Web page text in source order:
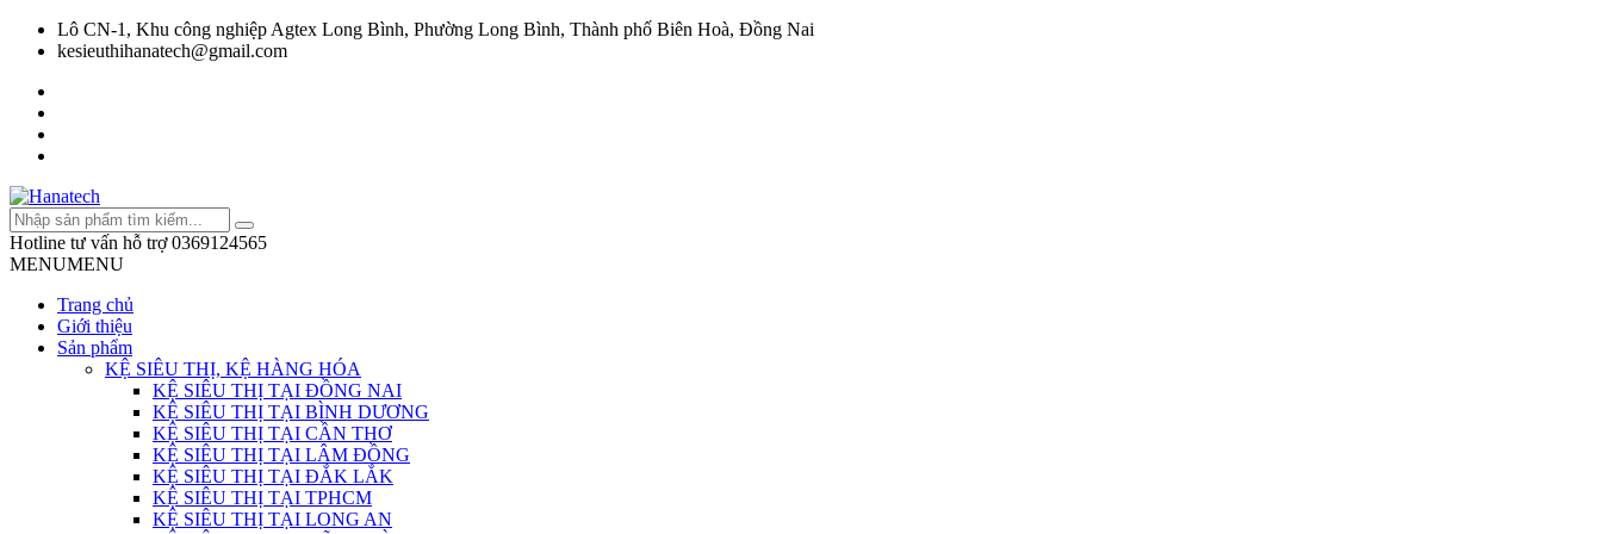
Lô CN-1, Khu công nghiệp Agtex Long Bình, Phường Long Bình, Thành phố Biên Hoà, Đồng Nai
kesieuthihanatech@gmail.com
Hotline tư vấn hỗ trợ 0369124565
MENUMENU
Trang chủ
Giới thiệu
Sản phẩm
KỆ SIÊU THỊ, KỆ HÀNG HÓA
KỆ SIÊU THỊ TẠI ĐỒNG NAI
KỆ SIÊU THỊ TẠI BÌNH DƯƠNG
KỆ SIÊU THỊ TẠI CẦN THƠ
KỆ SIÊU THỊ TẠI LÂM ĐỒNG
KỆ SIÊU THỊ TẠI ĐẮK LẮK
KỆ SIÊU THỊ TẠI TPHCM
KỆ SIÊU THỊ TẠI LONG AN